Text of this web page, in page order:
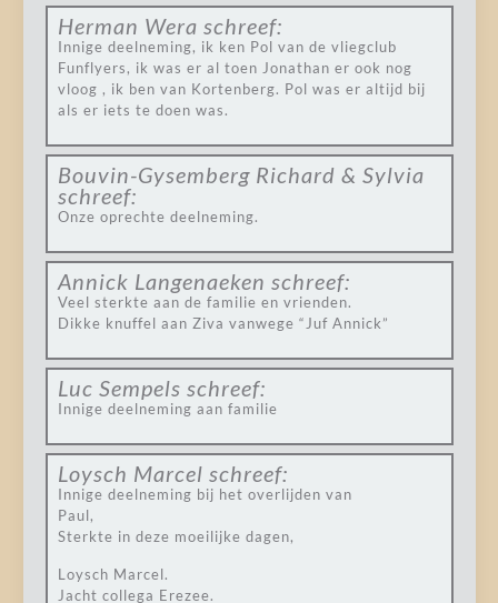
Herman Wera schreef:
Innige deelneming, ik ken Pol van de vliegclub
Funflyers, ik was er al toen Jonathan er ook nog
vloog , ik ben van Kortenberg. Pol was er altijd bij
als er iets te doen was.
Bouvin-Gysemberg Richard & Sylvia
schreef:
Onze oprechte deelneming.
Annick Langenaeken schreef:
Veel sterkte aan de familie en vrienden.
Dikke knuffel aan Ziva vanwege “Juf Annick”
Luc Sempels schreef:
Innige deelneming aan familie
Loysch Marcel schreef:
Innige deelneming bij het overlijden van
Paul,
Sterkte in deze moeilijke dagen,
Loysch Marcel.
Jacht collega Erezee.